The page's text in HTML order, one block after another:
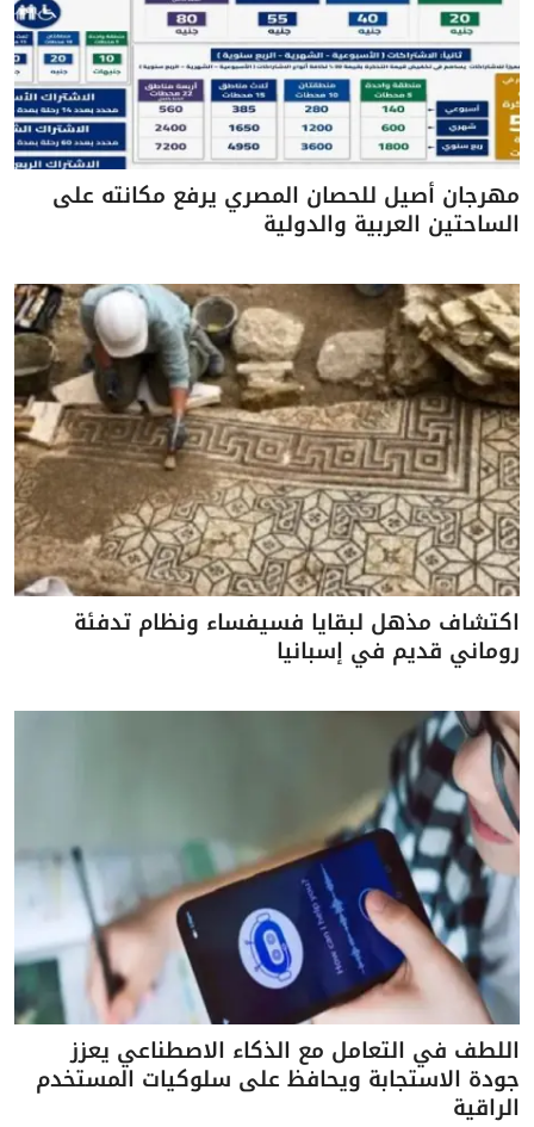
مهرجان أصيل للحصان المصري يرفع مكانته على
الساحتين العربية والدولية
اكتشاف مذهل لبقايا فسيفساء ونظام تدفئة
روماني قديم في إسبانيا
اللطف في التعامل مع الذكاء الاصطناعي يعزز
جودة الاستجابة ويحافظ على سلوكيات المستخدم
الراقية